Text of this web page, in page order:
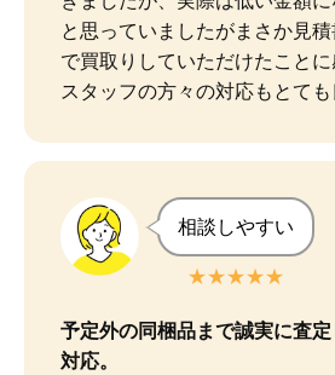
と思っていましたがまさか見
で買取りしていただけたことに
スタッフの方々の対応もとても
相談しやすい
★★★★★
予定外の同梱品まで誠実に査
対応。